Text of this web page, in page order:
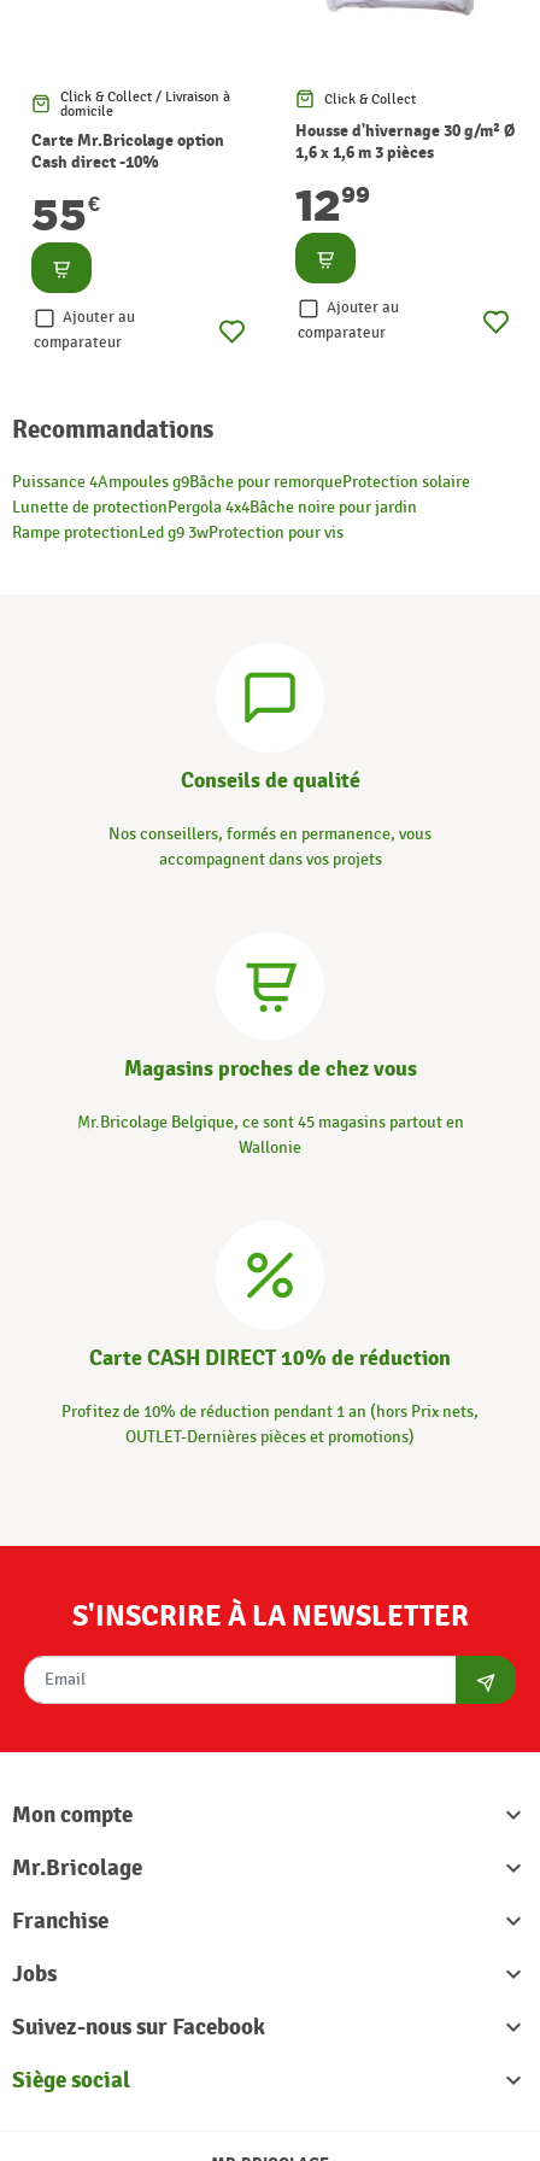
Click & Collect / Livraison à
domicile
Carte Mr.Bricolage option
Cash direct -10%
55€
Consulter
Ajouter au
comparateur
Click & Collect
Housse d'hivernage 30 g/m² Ø
1,6 x 1,6 m 3 pièces
1299
Consulter
Ajouter au
comparateur
Recommandations
Puissance 4Ampoules g9Bâche pour remorqueProtection solaire
Lunette de protectionPergola 4x4Bâche noire pour jardin
Rampe protectionLed g9 3wProtection pour vis
Conseils de qualité
Nos conseillers, formés en permanence, vous
accompagnent dans vos projets
Magasins proches de chez vous
Mr.Bricolage Belgique, ce sont 45 magasins partout en
Wallonie
Carte CASH DIRECT 10% de réduction
Profitez de 10% de réduction pendant 1 an (hors Prix nets,
OUTLET-Dernières pièces et promotions)
S'INSCRIRE À LA NEWSLETTER
Mon compte

Mr.Bricolage

Franchise

Jobs

Suivez-nous sur Facebook

Siège social
